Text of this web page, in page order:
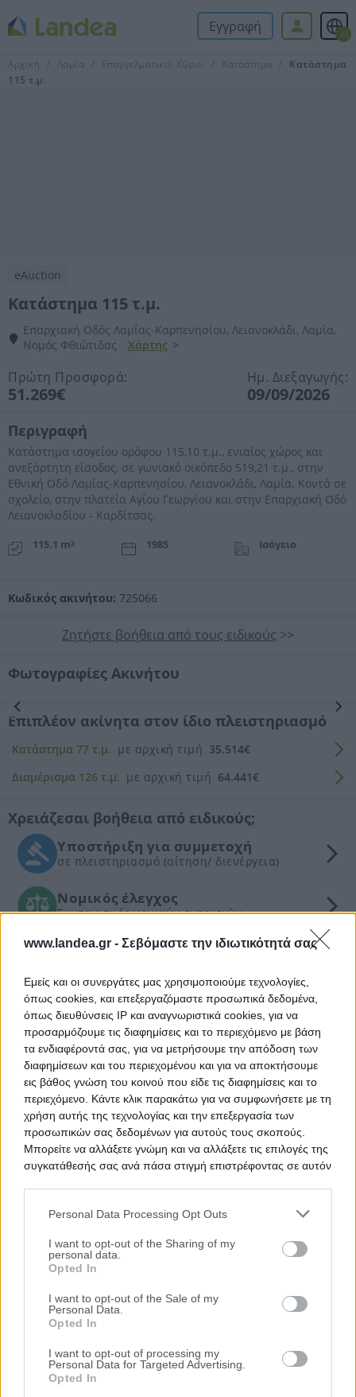
www.landea.gr - Σεβόμαστε την ιδιωτικότητά σας
Εμείς και οι συνεργάτες μας χρησιμοποιούμε τεχνολογίες,
όπως cookies, και επεξεργαζόμαστε προσωπικά δεδομένα,
όπως διευθύνσεις IP και αναγνωριστικά cookies, για να
προσαρμόζουμε τις διαφημίσεις και το περιεχόμενο με βάση
τα ενδιαφέροντά σας, για να μετρήσουμε την απόδοση των
διαφημίσεων και του περιεχομένου και για να αποκτήσουμε
εις βάθος γνώση του κοινού που είδε τις διαφημίσεις και το
περιεχόμενο. Κάντε κλικ παρακάτω για να συμφωνήσετε με τη
χρήση αυτής της τεχνολογίας και την επεξεργασία των
προσωπικών σας δεδομένων για αυτούς τους σκοπούς.
Μπορείτε να αλλάξετε γνώμη και να αλλάξετε τις επιλογές της
συγκατάθεσής σας ανά πάσα στιγμή επιστρέφοντας σε αυτόν
services and may gather and store information including but
not limited to your visit or usage behaviour. You may click to
grant or deny consent to Google and its third-party tags to
use your data for below specified purposes in below Google
consent section.
Personal Data Processing Opt Outs
I want to opt-out of the Sharing of my
personal data.
Opted In
I want to opt-out of the Sale of my
Personal Data.
Opted In
I want to opt-out of processing my
Personal Data for Targeted Advertising.
Opted In
Εγγραφή el
Αρχική Λαμία Επαγγελματικοί Χώροι Κατάστημα
Κατάστημα
115 τ.μ.
eAuction
Κατάστημα 115 τ.μ.
Επαρχιακή Οδός Λαμίας-Καρπενησίου, Λειανοκλάδι, Λαμία,
Νομός Φθιώτιδας
Χάρτης >
Πρώτη Προσφορά:
51.269€
Ημ. Διεξαγωγής:
09/09/2026
Περιγραφή
Κατάστημα ισογείου ορόφου 115,10 τ.μ., ενιαίος χώρος και
ανεξάρτητη είσοδος, σε γωνιακό οικόπεδο 519,21 τ.μ., στην
Εθνική Οδό Λαμίας-Καρπενησίου, Λειανοκλάδι, Λαμία. Κοντά σε
σχολείο, στην πλατεία Αγίου Γεωργίου και στην Επαρχιακή Οδό
Λειανοκλαδίου - Καρδίτσας.
115.1 m² 1985 Ισόγειο
Κωδικός ακινήτου: 725066
Ζητήστε βοήθεια από τους ειδικούς >>
Φωτογραφίες Ακινήτου
Προηγούμενη
Επόμενη
Επιπλέον ακίνητα στον ίδιο πλειστηριασμό
Κατάστημα 77 τ.μ. με αρχική τιμή 35.514€
Διαμέρισμα 126 τ.μ. με αρχική τιμή 64.441€
Χρειάζεσαι βοήθεια από ειδικούς;
Υποστήριξη για συμμετοχή
σε πλειστηριασμό (αίτηση/ διενέργεια)
Νομικός έλεγχος
Συντονισμός νομικών ενεργειών
Τεχνικός έλεγχος και εκτίμηση
Θέλεις Τραπεζική Χρηματοδότηση;
Για το συγκεκριμένο ακίνητοδεν υπάρχειη
δυνατότητα χρηματοδότησης. Μάθετε
περισσότερα
Προτεινόμενα Ακίνητα